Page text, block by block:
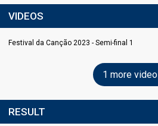
VIDEOS
Festival da Canção 2023 - Semi-final 1
1 more video
RESULT